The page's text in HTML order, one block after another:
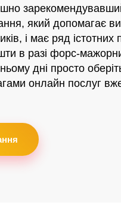
який допомагає
і має ряд істотних
в разі форс-
дні просто
онлайн послуг